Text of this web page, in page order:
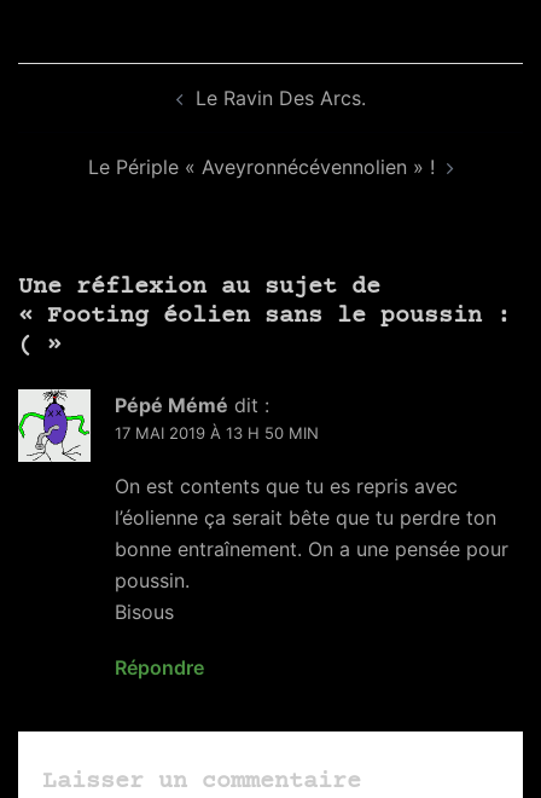
Le Ravin Des Arcs.
Le Périple « Aveyronnécévennolien » !
Une réflexion au sujet de
« Footing éolien sans le poussin :
( »
Pépé Mémé dit :
17 MAI 2019 À 13 H 50 MIN
On est contents que tu es repris avec
l’éolienne ça serait bête que tu perdre ton
bonne entraînement. On a une pensée pour
poussin.
Bisous
Répondre
Laisser un commentaire